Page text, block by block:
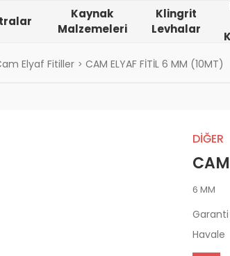
Kaynak
Malzemeleri
Klingrit
Levhalar
Elyaf Fitiller CAM ELYAF FİTİL 6 MM (10MT)
DİĞER
6 MM
Garanti
Havale